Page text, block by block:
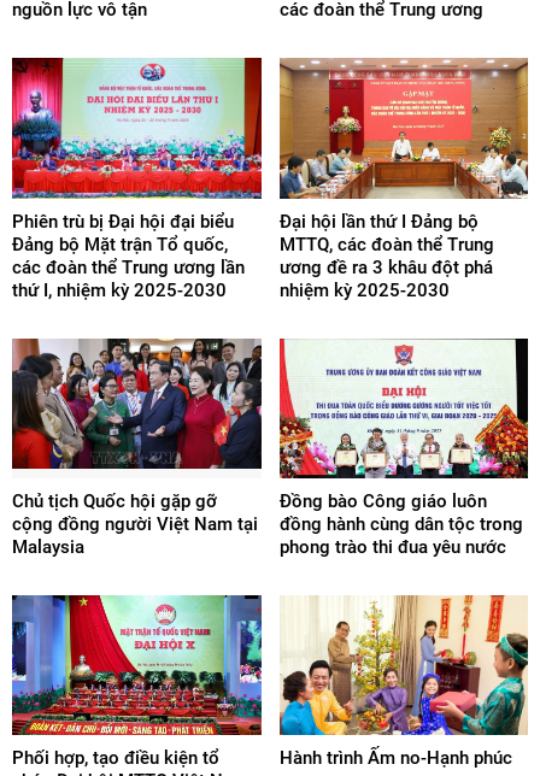
nguồn lực vô tận
các đoàn thể Trung ương
Phiên trù bị Đại hội đại biểu
Đảng bộ Mặt trận Tổ quốc,
các đoàn thể Trung ương lần
thứ I, nhiệm kỳ 2025-2030
Đại hội lần thứ I Đảng bộ
MTTQ, các đoàn thể Trung
ương đề ra 3 khâu đột phá
nhiệm kỳ 2025-2030
Chủ tịch Quốc hội gặp gỡ
cộng đồng người Việt Nam tại
Malaysia
Đồng bào Công giáo luôn
đồng hành cùng dân tộc trong
phong trào thi đua yêu nước
Phối hợp, tạo điều kiện tổ
Hành trình Ấm no-Hạnh phúc